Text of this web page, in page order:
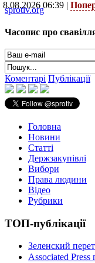
8.08.2026 06:39 |
sprotiv.org
Часопис про
Коментарі Публікації
Головна
Новини
Статті
Держзакупівлі
Вибори
Права людини
Відео
Рубрики
ТОП-публікації
Зеленский
Associated Press